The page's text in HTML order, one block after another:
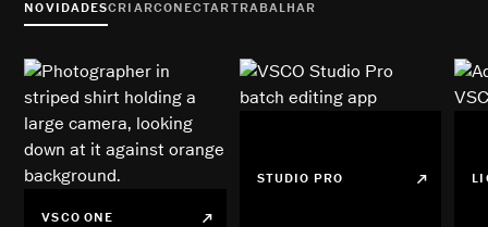
NOVIDADESCRIARCONECTARTRABALHAR
VSCO ONE
STUDIO PRO